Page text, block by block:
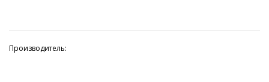
Производитель: